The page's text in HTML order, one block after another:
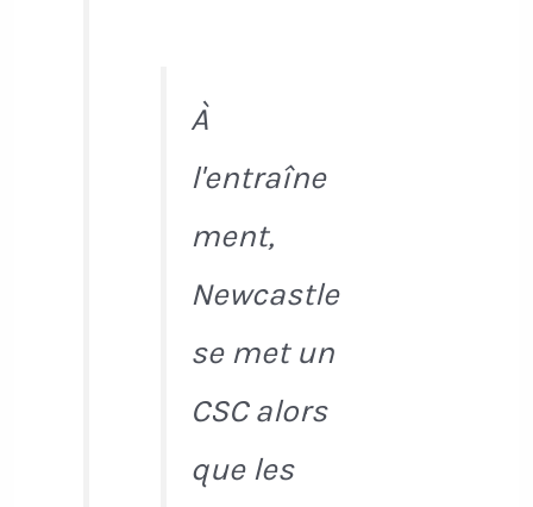
À
l'entraîne
ment,
Newcastle
se met un
CSC alors
que les